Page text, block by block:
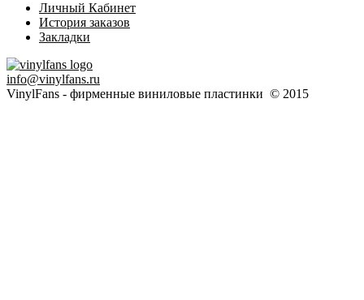
Личный Кабинет
История заказов
Закладки
info@vinylfans.ru
VinylFans - фирменные виниловые пластинки © 2015